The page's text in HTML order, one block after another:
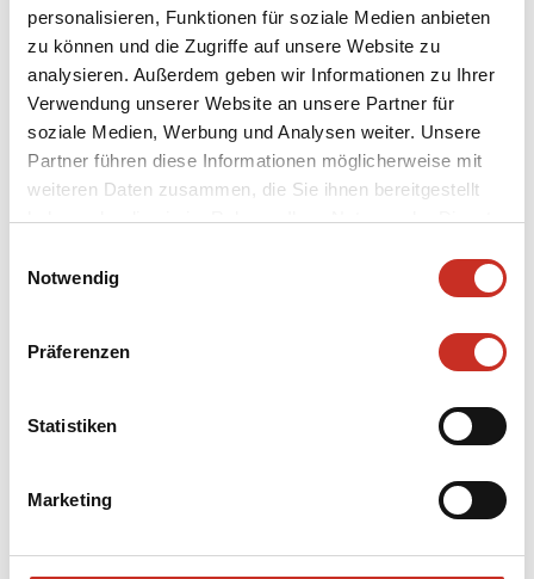
personalisieren, Funktionen für soziale Medien anbieten
zu können und die Zugriffe auf unsere Website zu
analysieren. Außerdem geben wir Informationen zu Ihrer
Verwendung unserer Website an unsere Partner für
soziale Medien, Werbung und Analysen weiter. Unsere
Partner führen diese Informationen möglicherweise mit
weiteren Daten zusammen, die Sie ihnen bereitgestellt
haben oder die sie im Rahmen Ihrer Nutzung der Dienste
Notwendig
Präferenzen
Statistiken
Marketing
Bildhauer
Kategorie